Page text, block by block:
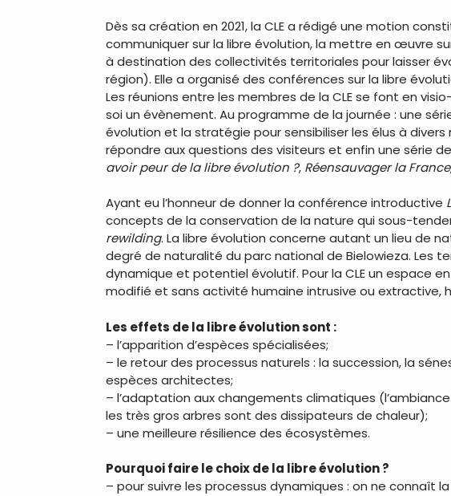
Dès sa création en 2021, la CLE a rédigé une motion
communiquer sur la libre évolution, la mettre en œuvre
à destination des collectivités territoriales pour laisser
région). Elle a organisé des conférences sur la libre
Les réunions entre les membres de la CLE se font en
soi un évènement. Au programme de la journée : une
évolution et la stratégie pour sensibiliser les élus à
répondre aux questions des visiteurs et enfin une série
avoir peur de la libre évolution ?, Réensauvager la
Ayant eu l’honneur de donner la conférence introductive
concepts de la conservation de la nature qui sous-
rewilding. La libre évolution concerne autant un lieu de
degré de naturalité du parc national de Bielowieza. Les
dynamique et potentiel évolutif. Pour la CLE un espace
modifié et sans activité humaine intrusive ou
Les effets de la libre évolution sont :
– l’apparition d’espèces spécialisées;
– le retour des processus naturels : la succession, la
espèces architectes;
– l’adaptation aux changements climatiques
les très gros arbres sont des dissipateurs de chaleur);
– une meilleure résilience des écosystèmes.
Pourquoi faire le choix de la libre évolution ?
– pour suivre les processus dynamiques : on ne connaît